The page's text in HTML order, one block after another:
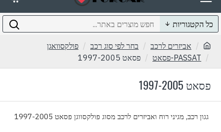
כל הקטגוריות
אביזרים לרכב בחר לפי סוג רכב
פולקסוואגן
PASSAT-פסאט
פסאט 1997-2005
פסאט 1997-2005
גגון רכב, מגיני רוח ואביזרים לרכב מסוג פולקסווגן פסאט 1997-2005